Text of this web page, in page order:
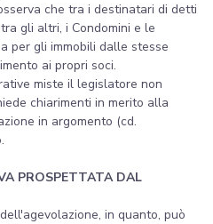
che tra i destinatari di detti
gli altri, i Condomini e le
per gli immobili dalle stesse
ai propri soci.
miste il legislatore non
chiarimenti in merito alla
in argomento (cd.
PROSPETTATA DAL
in quanto, può